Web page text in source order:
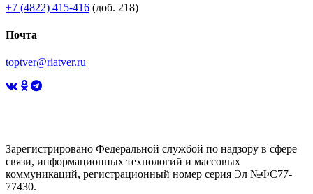
+7 (4822) 415-416 (доб. 218)
Почта
toptver@riatver.ru
Зарегистрировано Федеральной службой по надзору в сфере
связи, информационных технологий и массовых
коммуникаций, регистрационный номер серия Эл №ФС77-
77430.